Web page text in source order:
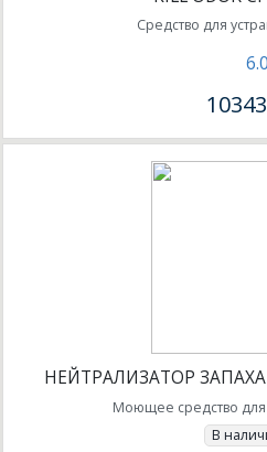
Средство для
6.0
НЕЙТРАЛИЗАТОР
Моющее средство для
В